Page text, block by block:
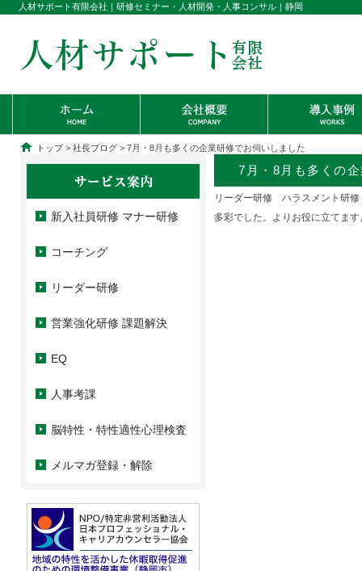
人材サポート有限会社｜研修セミナー・人材開発・人事コンサル｜静岡
トップ> 社長ブログ > 7月・8月も多くの企業研修でお伺いしました
7月・8月も多くの
リーダー研修 ハラスメント研
多彩でした。よりお役に立てま
新入社員研修 マナー研修
コーチング
リーダー研修
営業強化研修 課題解決
EQ
人事考課
脳特性・特性適性心理検査
メルマガ登録・解除